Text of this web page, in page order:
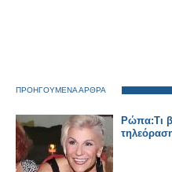
ΠΡΟΗΓΟΥΜΕΝΑ ΑΡΘΡΑ
Ρώπα:Τι